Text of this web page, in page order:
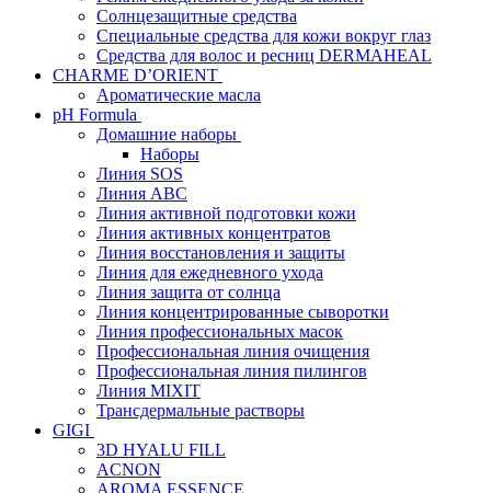
Солнцезащитные средства
Специальные средства для кожи вокруг глаз
Средства для волос и ресниц DERMAHEAL
CHARME D’ORIENT
Ароматические масла
pH Formula
Домашние наборы
Наборы
Линия SOS
Линия АВС
Линия активной подготовки кожи
Линия активных концентратов
Линия восстановления и защиты
Линия для ежедневного ухода
Линия защита от солнца
Линия концентрированные сыворотки
Линия профессиональных масок
Профессиональная линия очищения
Профессиональная линия пилингов
Линия MIXIT
Трансдермальные растворы
GIGI
3D HYALU FILL
ACNON
AROMA ESSENCE